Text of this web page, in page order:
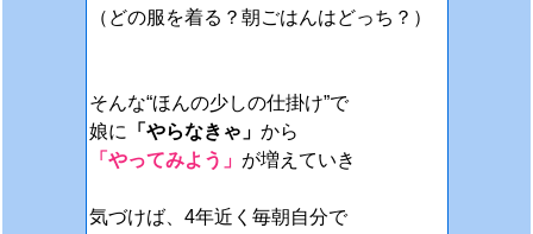
（どの服を着る？朝ごはんはどっち？）
そんな“ほんの少しの仕掛け”で
娘に 「やらなきゃ」 から
「やってみよう」 が増えていき
気づけば、4年近く毎朝自分で